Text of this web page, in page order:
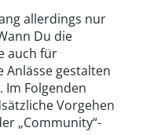
allerdings nur
Du die
auch für
Anlässe gestalten
Folgenden
Vorgehen
„Community“-